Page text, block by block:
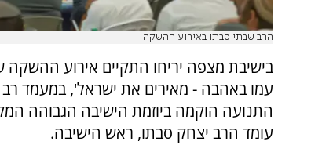
הרב שבתי סבתו באירוע ההשקה
בישיבת מצפה יריחו התקיים אירוע ההשקה
עמו באהבה - מאירים את ישראל', במעמד
התנועה הוקמה ביוזמת הישיבה הגבוהה
עומד הרב יצחק סבתו, ראש הישיבה.